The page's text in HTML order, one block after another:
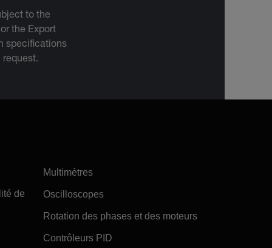
to the
the Export
specifications
de
Multimètres
Oscilloscopes
Rotation des phases et des moteurs
Contrôleurs PID